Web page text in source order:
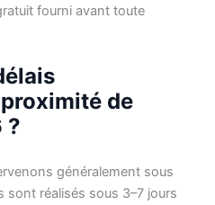
fourni avant toute
de
?
généralement sous
sont réalisés sous 3–7 jours